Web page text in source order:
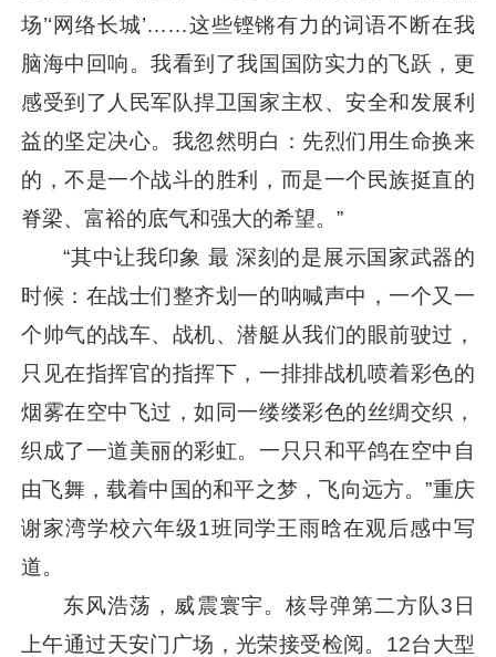
场’‘网络长城’……这些铿锵有力的词语不断在我
脑海中回响。我看到了我国国防实力的飞跃，更
感受到了人民军队捍卫国家主权、安全和发展利
益的坚定决心。我忽然明白：先烈们用生命换来
的，不是一个战斗的胜利，而是一个民族挺直的
脊梁、富裕的底气和强大的希望。”
“其中让我印象 最 深刻的是展示国家武器的
时候：在战士们整齐划一的呐喊声中，一个又一
个帅气的战车、战机、潜艇从我们的眼前驶过，
只见在指挥官的指挥下，一排排战机喷着彩色的
烟雾在空中飞过，如同一缕缕彩色的丝绸交织，
织成了一道美丽的彩虹。一只只和平鸽在空中自
由飞舞，载着中国的和平之梦，飞向远方。”重庆
谢家湾学校六年级1班同学王雨晗在观后感中写
道。
东风浩荡，威震寰宇。核导弹第二方队3日
上午通过天安门广场，光荣接受检阅。12台大型